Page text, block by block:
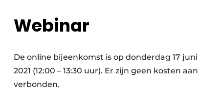
Webinar
De online bijeenkomst is op donderdag 17 juni
2021 (12:00 – 13:30 uur). Er zijn geen kosten aan
verbonden.